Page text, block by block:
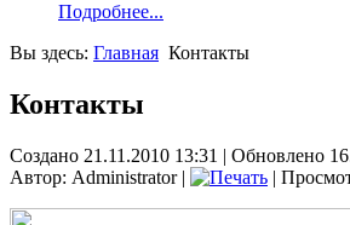
Подробнее...
Вы здесь: Главная Контакты
Контакты
Создано 21.11.2010 13:31 | Обновлено
Автор: Administrator| |